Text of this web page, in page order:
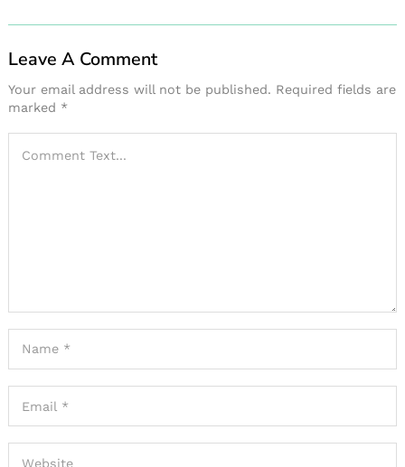
Leave A Comment
Your email address will not be published. Required fields are
marked *